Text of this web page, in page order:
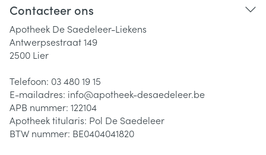
Contacteer ons
Apotheek De Saedeleer-Liekens
Antwerpsestraat 149
2500 Lier
Telefoon: 03 480 19 15
E-mailadres: info@apotheek-desaedeleer.be
APB nummer: 122104
Apotheek titularis: Pol De Saedeleer
BTW nummer: BE0404041820